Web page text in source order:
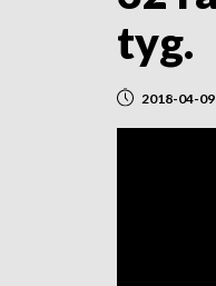
tyg.
2018-04-09